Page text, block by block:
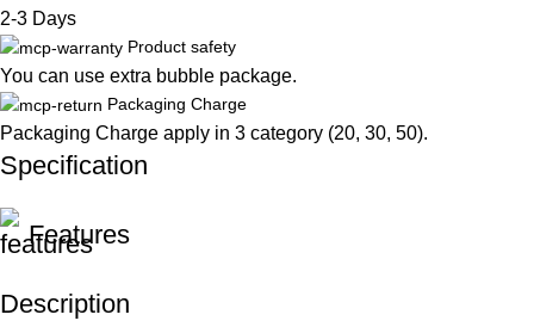
2-3 Days
Product safety
You can use extra bubble package.
Packaging Charge
Packaging Charge apply in 3 category (20, 30, 50).
Specification
Features
Description